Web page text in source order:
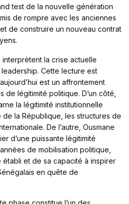
test de la nouvelle génération
de rompre avec les anciennes
de construire un nouveau contrat
la crise actuelle
Cette lecture est
est un affrontement
légitimité politique. D’un côté,
la légitimité institutionnelle
la République, les structures de
De l’autre, Ousmane
d’une puissante légitimité
de mobilisation politique,
et de sa capacité à inspirer
en quête de